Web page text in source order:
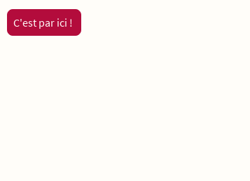
C'est par ici !